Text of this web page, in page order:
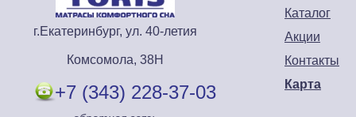
Каталог
Акции
Контакты
Карта
г.Екатеринбург, ул. 40-летия
Комсомола, 38Н
+7 (343) 228-37-03